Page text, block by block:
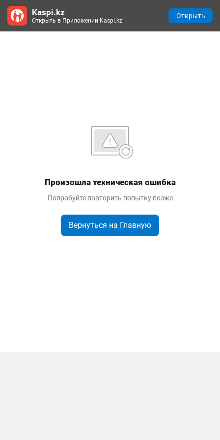
Произошла техническая ошибка
Попробуйте повторить попытку позже
Вернуться на Главную
Kaspi.kz
Открыть в Приложении Kaspi.kz
Открыть